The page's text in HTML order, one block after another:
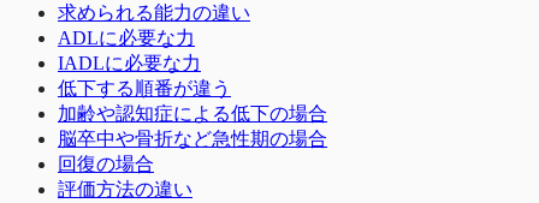
求められる能力の違い
ADLに必要な力
IADLに必要な力
低下する順番が違う
加齢や認知症による低下の場合
脳卒中や骨折など急性期の場合
回復の場合
評価方法の違い